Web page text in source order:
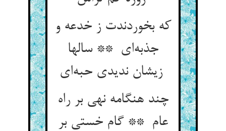
که بخوردندت ز خدعه و
جذبه‌ای ** سالها
چند هنگامه نهی بر راه
عام ** گام خستی بر